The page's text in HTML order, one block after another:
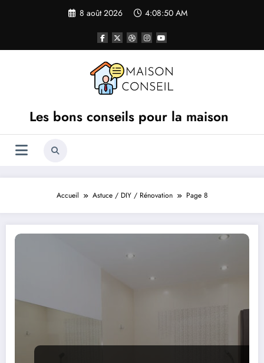
8 août 2026 4:08:51 AM
Les bons conseils pour la maison
Accueil Astuce / DIY / Rénovation Page 8